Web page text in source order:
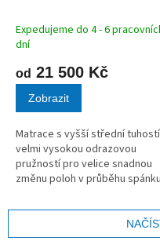
Expedujeme do 4 - 6
dní
od 21 500 Kč
Zobrazit
Matrace s vyšší střední
velmi vysokou odrazovou
pružností pro velice snadnou
změnu poloh v průběhu
vynikající eliminace tlaku.